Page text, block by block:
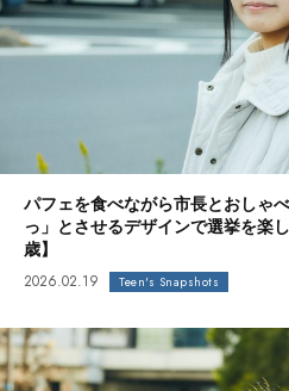
パフェを食べながら市長とおしゃ
っ」とさせるデザインで選挙を楽
歳】
2026.02.19 Teen's Snapshots